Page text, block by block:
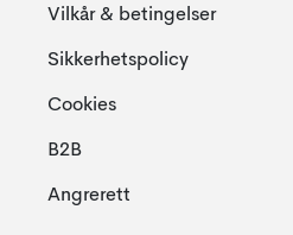
Vilkår & betingelser
Sikkerhetspolicy
Cookies
B2B
Angrerett